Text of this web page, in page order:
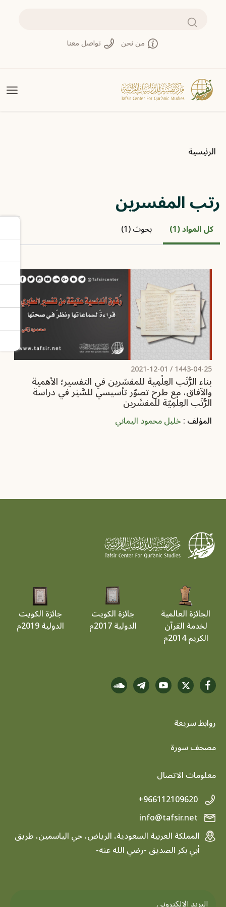
بحث
من نحن تواصل معنا
مسار التنقل
الرئيسية
رتب المفسرين
كل المواد (1) بحوث (1)
1443-04-25 /
2021-12-01
‏بناء الرُّتَب العِلْمِية للمفسّرين في التفسير؛ الأهمية
والآفاق، مع طرح تصوّر تأسيسي للسَّيْر في دراسة
الرُّتَب العِلْمِيّة للمفسِّرين
المؤلف :خليل محمود اليماني
الجائزة العالمية
لخدمة القرآن
الكريم 2014م
جائزة الكويت
الدولية 2017م
جائزة الكويت
الدولية 2019م
روابط سريعة
footer menu
مصحف سورة
معلومات الاتصال
+966112109620
المملكة العربية السعودية، الرياض، حي الياسمين، طريق
أبي بكر الصديق -رضي الله عنه-